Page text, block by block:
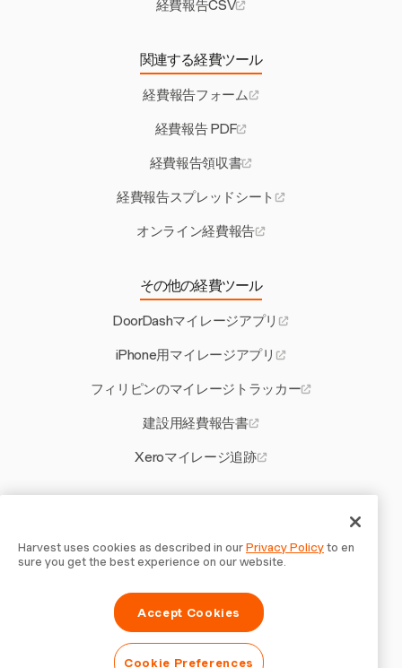
経費報告CSV
関連する経費ツール
経費報告フォーム
経費報告 PDF
経費報告領収書
経費報告スプレッドシート
オンライン経費報告
その他の経費ツール
DoorDashマイレージアプリ
iPhone用マイレージアプリ
フィリピンのマイレージトラッカー
建設用経費報告書
Xeroマイレージ追跡
オクラホマ州の残業法
クライアント請求
建設プロジェクトコスト見積もりツール
Harvest uses cookies as described in ourPrivacy Policyto en
sure you get the best experience on our website.
Accept Cookies
Cookie Preferences